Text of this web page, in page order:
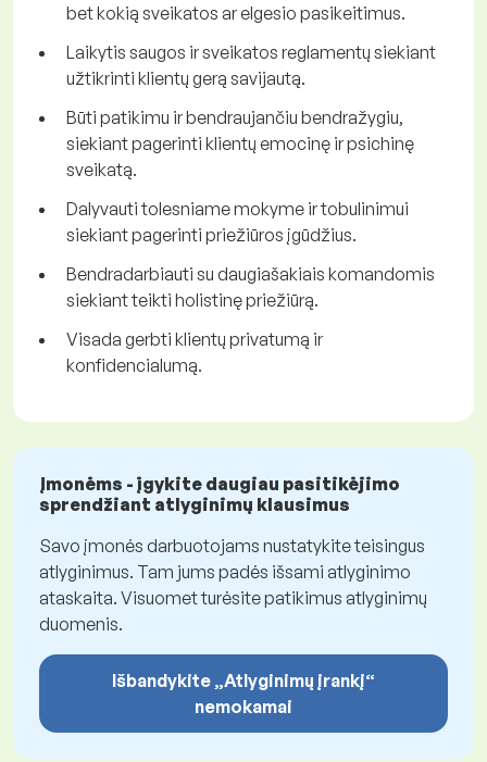
bet kokią sveikatos ar elgesio pasikeitimus.
Laikytis saugos ir sveikatos reglamentų siekiant
užtikrinti klientų gerą savijautą.
Būti patikimu ir bendraujančiu bendražygiu,
siekiant pagerinti klientų emocinę ir psichinę
sveikatą.
Dalyvauti tolesniame mokyme ir tobulinimui
siekiant pagerinti priežiūros įgūdžius.
Bendradarbiauti su daugiašakiais komandomis
siekiant teikti holistinę priežiūrą.
Visada gerbti klientų privatumą ir
konfidencialumą.
Įmonėms - įgykite daugiau pasitikėjimo
sprendžiant atlyginimų klausimus
Savo įmonės darbuotojams nustatykite teisingus
atlyginimus. Tam jums padės išsami atlyginimo
ataskaita. Visuomet turėsite patikimus atlyginimų
duomenis.
Išbandykite „Atlyginimų įrankį“
nemokamai